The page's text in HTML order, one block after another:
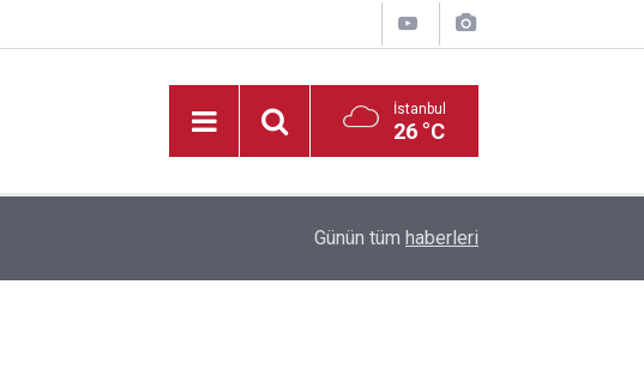
İstanbul
26 °C
Kahramanmaraş’ta Tekne Sahiplerine Kritik
Günün tüm haberleri